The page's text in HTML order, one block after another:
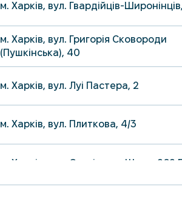
м. Харків, вул. Гвардійців-
м. Харків, вул. Григорія Сковороди
(Пушкінська), 40
м. Харків, вул. Луі Пастера, 2
м. Харків, вул. Плиткова, 4/3
м. Харків, вул. Салтівське Шосе, 262